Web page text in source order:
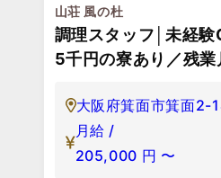
山荘 風の杜
調理スタッフ│未経験
5千円の寮あり／残
大阪府箕面市箕面2-
月給 /
205,000 円 〜